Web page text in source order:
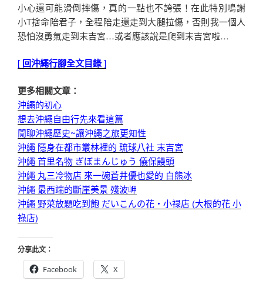
小心還可能滑倒摔傷，真的一點也不誇張！在此特別鳴謝
小T捨命陪君子，全程陪走還走到大腿拉傷，否則我一個人
恐怕沒勇氣走到末吉宮…或者應該說是爬到末吉宮啦…
[ 回沖繩行腳全文目錄]
更多相關文章：
沖繩的初心
想去沖繩自由行先來看這篇
閒聊沖繩歷史~讓沖繩之旅更知性
沖繩 隱身在都市叢林裡的 琉球八社 末吉宮
沖繩 首里名物 ぎぼまんじゅう 儀保饅頭
沖繩 丸三冷物店 來一碗蒼井優也愛的 白熊冰
沖繩 最西端的斷崖美景 殘波岬
沖繩 野菜放題吃到飽 だいこんの花・小禄店 (大根的花 小
祿店)
分享此文：
Facebook
X